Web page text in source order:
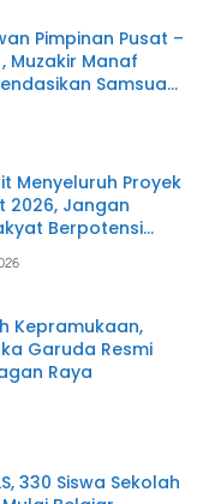
Pimpinan Pusat –
, Muzakir Manaf
Samsuar
Ketua Partai Aceh
Raya .
Menyeluruh Proyek
2026, Jangan
Berpotensi
Kepramukaan,
Garuda Resmi
Raya
330 Siswa Sekolah